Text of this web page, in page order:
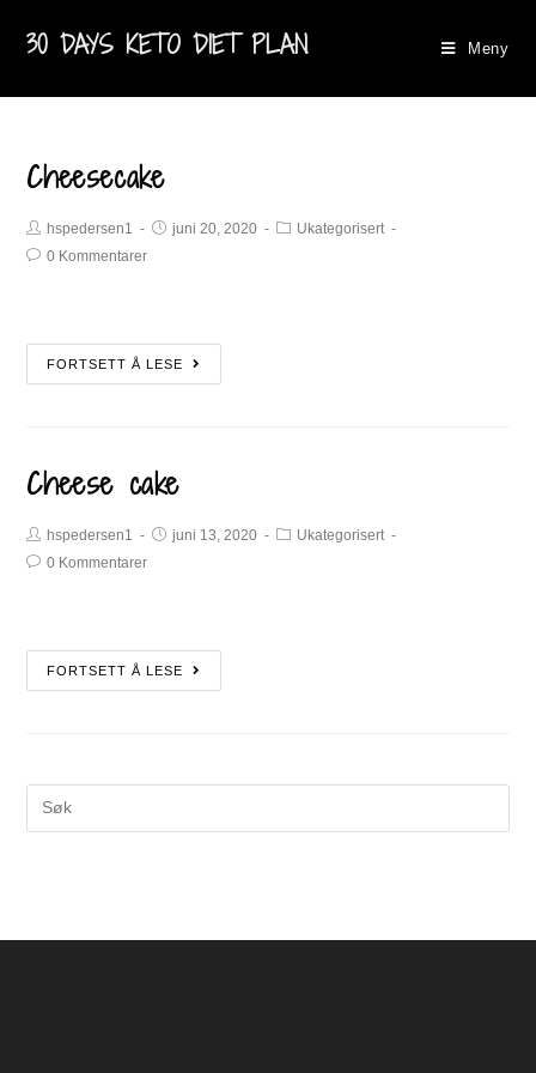
30 DAYS KETO DIET PLAN Meny
Cheesecake
hspedersen1 juni 20, 2020
Ukategorisert
0 Kommentarer
FORTSETT Å LESE
Cheese cake
hspedersen1 juni 13, 2020
Ukategorisert
0 Kommentarer
FORTSETT Å LESE